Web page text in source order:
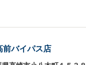
前バイパス店